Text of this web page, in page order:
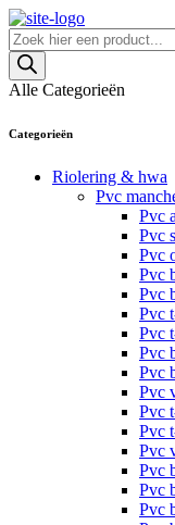
Skip
to
content
Producten
zoeken
Alle Categorieën
Categorieën
Riolering & hwa
Pvc
Pvc
Pvc
Pvc
Pvc
Pvc
Pvc
Pvc
Pvc
Pvc
Pvc
Pvc
Pvc
Pvc
Pvc
Pvc
Pvc